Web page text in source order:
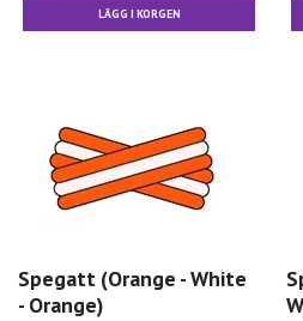
Spegatt (Orange - White
- Orange)